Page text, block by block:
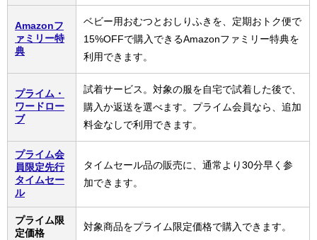
Amazonフ
ァミリー特
典
ベビー用おむつとおしりふきを、定期おトク便で
15%OFFで購入できるAmazonファミリー特典を
利用できます。
プライム・
ワードロー
ブ
試着サービス。対象の服を自宅で試着した後で、
購入か返送を選べます。プライム会員なら、追加
料金なしで利用できます。
プライム会
員限定先行
タイムセー
ル
タイムセール品の販売に、通常より30分早く参
加できます。
プライム限
定価格
対象商品をプライム限定価格で購入できます。